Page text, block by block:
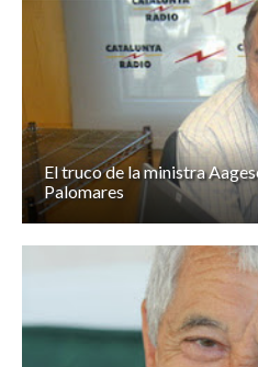
El truco de la ministra
Palomares